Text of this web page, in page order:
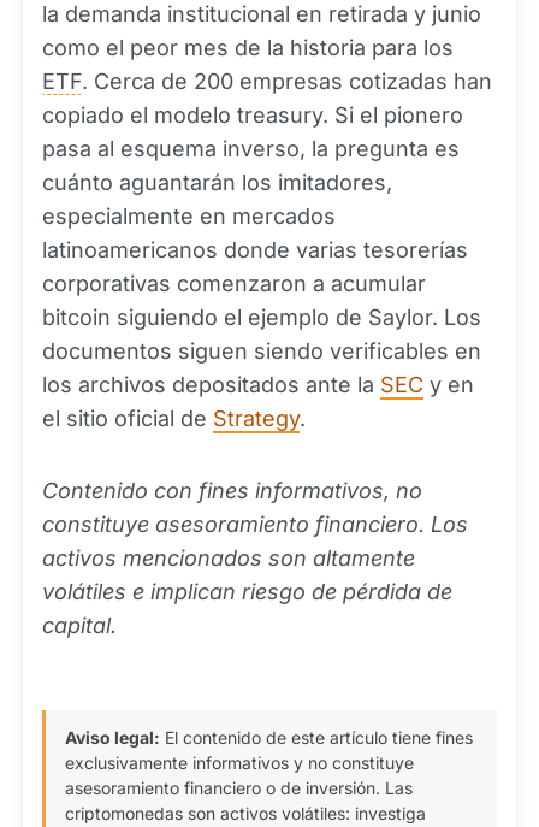
la demanda institucional en retirada y junio
como el peor mes de la historia para los
ETF. Cerca de 200 empresas cotizadas han
copiado el modelo treasury. Si el pionero
pasa al esquema inverso, la pregunta es
cuánto aguantarán los imitadores,
especialmente en mercados
latinoamericanos donde varias tesorerías
corporativas comenzaron a acumular
bitcoin siguiendo el ejemplo de Saylor. Los
documentos siguen siendo verificables en
los archivos depositados ante la SEC y en
el sitio oficial de Strategy.
Contenido con fines informativos, no
constituye asesoramiento financiero. Los
activos mencionados son altamente
volátiles e implican riesgo de pérdida de
capital.
Aviso legal: El contenido de este artículo tiene fines
exclusivamente informativos y no constituye
asesoramiento financiero o de inversión. Las
criptomonedas son activos volátiles: investiga